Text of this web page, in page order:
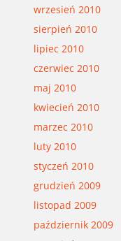
wrzesień 2010
sierpień 2010
lipiec 2010
czerwiec 2010
maj 2010
kwiecień 2010
marzec 2010
luty 2010
styczeń 2010
grudzień 2009
listopad 2009
październik 2009